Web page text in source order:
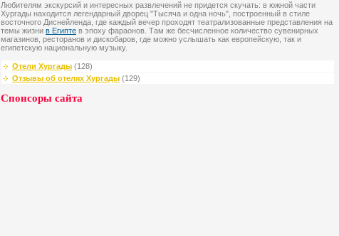
Любителям экскурсий и интересных развлечений не придется скучать: в южной части
Хургады находится легендарный дворец "Тысяча и одна ночь", построенный в стиле
восточного Диснейленда, где каждый вечер проходят театрализованные представления на
темы жизни в Египте в эпоху фараонов. Там же бесчисленное количество сувенирных
магазинов, ресторанов и дискобаров, где можно услышать как европейскую, так и
египетскую национальную музыку.
Отели Хургады (128)
Отзывы об отелях Хургады (129)
Спонсоры сайта